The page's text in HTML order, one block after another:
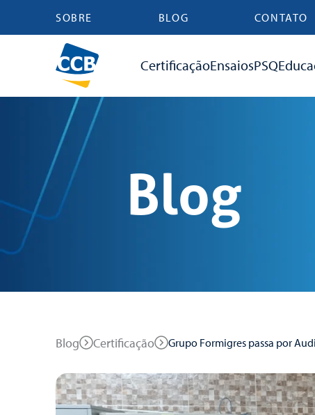
SOBRE BLOG CONTATO
CertificaçãoEnsaiosPSQ
Blog
Blog Certificação Grupo Formigres passa por